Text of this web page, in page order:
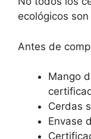
ecológicos
Antes de
Mango
Cerdas
Envase